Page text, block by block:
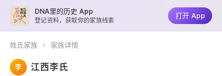
姓氏家族 家族详情
李 江西李氏
DNA里的历史 App
登记资料，获取你的家族线索
打开 App